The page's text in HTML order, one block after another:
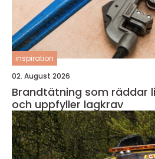
inspiration
02. August 2026
Brandtätning som räddar
och uppfyller lagkrav